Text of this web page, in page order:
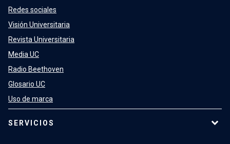
Redes sociales
Visión Universitaria
Revista Universitaria
Media UC
Radio Beethoven
Glosario UC
Uso de marca
SERVICIOS